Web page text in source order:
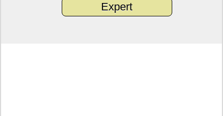
Expert